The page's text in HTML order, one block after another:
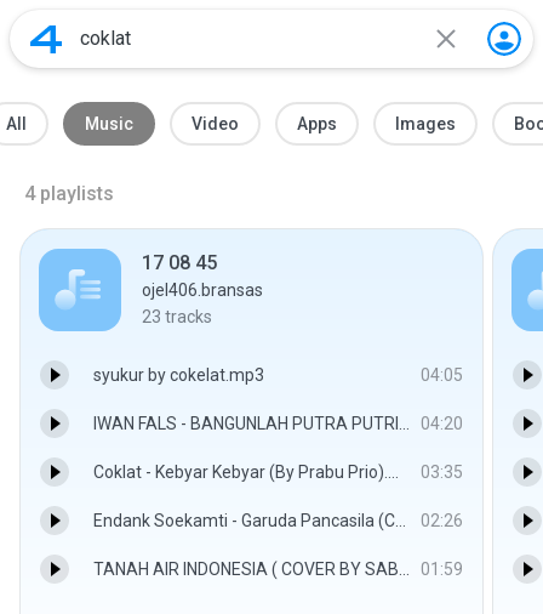
All Music Video Apps Images
4 playlists
17 08 45
ojel406.bransas
23 tracks
syukur by cokelat.mp3 04:05
IWAN FALS - BANGUNLAH PUTRA PUTRI IBU PERTIWI (LIRIK).mp3 04:20
Coklat - Kebyar Kebyar (By Prabu Prio).mp3 03:35
Endank Soekamti - Garuda Pancasila (Cover Video).mp3 02:26
TANAH AIR INDONESIA ( COVER BY SABYAN ).mp3 01:59